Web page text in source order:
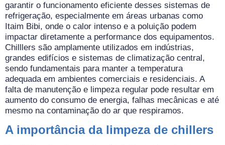
garantir o funcionamento eficiente desses sistemas de
refrigeração, especialmente em áreas urbanas como
Itaim Bibi, onde o calor intenso e a poluição podem
impactar diretamente a performance dos equipamentos.
Chilllers são amplamente utilizados em indústrias,
grandes edifícios e sistemas de climatização central,
sendo fundamentais para manter a temperatura
adequada em ambientes comerciais e residenciais. A
falta de manutenção e limpeza regular pode resultar em
aumento do consumo de energia, falhas mecânicas e até
mesmo na contaminação do ar que respiramos.
A importância da limpeza de chillers